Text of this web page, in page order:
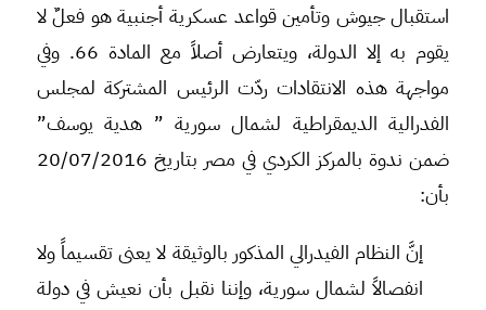
استقبال جيوش وتأمين قواعد عسكرية أجنبية هو فعلٌ لا
يقوم به إلا الدولة، ويتعارض أصلاً مع المادة 66. وفي
مواجهة هذه الانتقادات ردّت الرئيس المشتركة لمجلس
الفدرالية الديمقراطية لشمال سورية ” هدية يوسف”
ضمن ندوة بالمركز الكردي في مصر بتاريخ 20/07/2016
بأن:
إنَّ النظام الفيدرالي المذكور بالوثيقة لا يعنى تقسيماً ولا
انفصالاً لشمال سورية، وإننا نقبل بأن نعيش في دولة